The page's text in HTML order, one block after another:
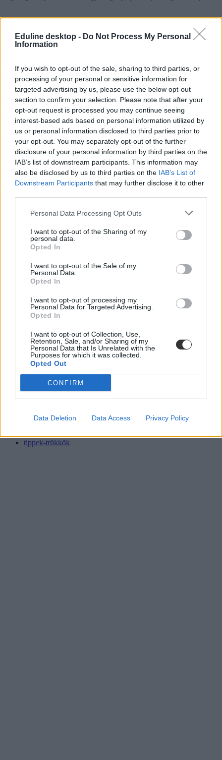
Eduline desktop - Do Not Process My Personal
Information
If you wish to opt-out of the sale, sharing to third parties, or
processing of your personal or sensitive information for
targeted advertising by us, please use the below opt-out
section to confirm your selection. Please note that after your
opt-out request is processed you may continue seeing
interest-based ads based on personal information utilized by
us or personal information disclosed to third parties prior to
your opt-out. You may separately opt-out of the further
disclosure of your personal information by third parties on the
IAB’s list of downstream participants. This information may
also be disclosed by us to third parties on the IAB’s List of
Downstream Participants that may further disclose it to other
Personal Data Processing Opt Outs
I want to opt-out of the Sharing of my
personal data.
Opted In
I want to opt-out of the Sale of my
Personal Data.
Opted In
I want to opt-out of processing my
Personal Data for Targeted Advertising.
Opted In
I want to opt-out of Collection, Use,
Retention, Sale, and/or Sharing of my
Personal Data that Is Unrelated with the
Purposes for which it was collected.
Opted Out
CONFIRM
Data Deletion Data Access Privacy Policy
iskolakezdés
tippek-trükkök